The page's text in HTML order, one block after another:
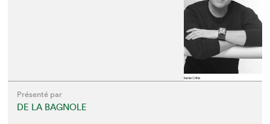
Présenté par
DE LA BAGNOLE